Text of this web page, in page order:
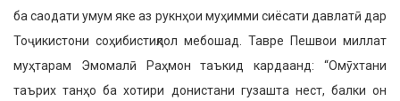
ба саодати умум яке аз рукнҳои муҳимми сиёсати давлатӣ дар
Тоҷикистони соҳи­бистиқлол мебошад. Тавре Пешвои мил­лат
муҳтарам Эмомалӣ Раҳмон таъкид кардаанд: “Омӯхтани
таърих танҳо ба хотири донистани гузашта нест, балки он